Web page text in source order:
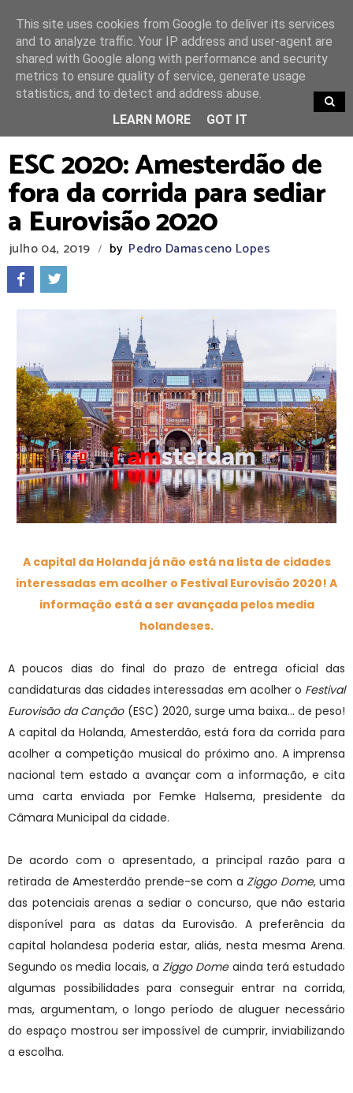
TRENDING
ESC 2020: Amesterdão de
fora da corrida para sediar
a Eurovisão 2020
julho 04, 2019 / by Pedro Damasceno Lopes
A capital da Holanda já não está na lista de cidades
interessadas em acolher o Festival Eurovisão 2020! A
informação está a ser avançada pelos media
holandeses.
A poucos dias do final do prazo de entrega oficial das
candidaturas das cidades interessadas em acolher o Festival
Eurovisão da Canção (ESC) 2020, surge uma baixa... de peso!
A capital da Holanda, Amesterdão, está fora da corrida para
acolher a competição musical do próximo ano. A imprensa
nacional tem estado a avançar com a informação, e cita
uma carta enviada por Femke Halsema, presidente da
Câmara Municipal da cidade.
De acordo com o apresentado, a principal razão para a
retirada de Amesterdão prende-se com a Ziggo Dome, uma
das potenciais arenas a sediar o concurso, que não estaria
disponível para as datas da Eurovisão. A preferência da
capital holandesa poderia estar, aliás, nesta mesma Arena.
Segundo os media locais, aZiggo Domeainda terá estudado
algumas possibilidades para conseguir entrar na corrida,
mas, argumentam, o longo período de aluguer necessário
do espaço mostrou ser impossível de cumprir, inviabilizando
a escolha.
This site uses cookies from Google to deliver its services
and to analyze traffic. Your IP address and user-agent are
shared with Google along with performance and security
metrics to ensure quality of service, generate usage
statistics, and to detect and address abuse.
LEARN MORE
GOT IT